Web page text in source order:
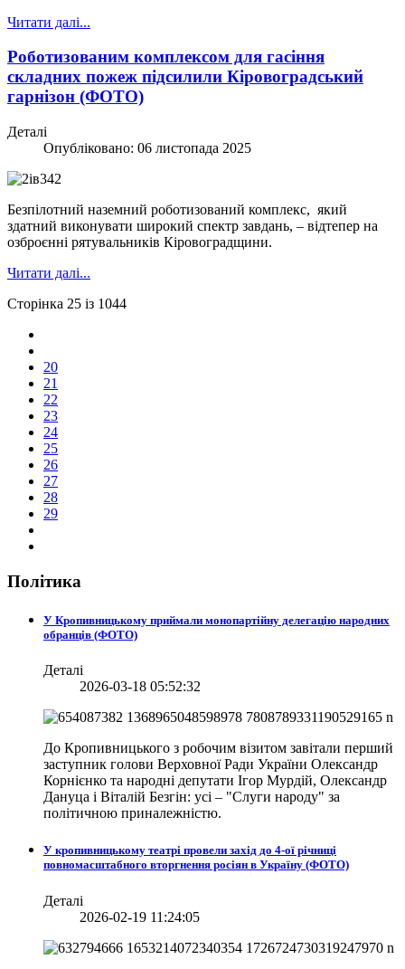
Читати далі...
Роботизованим комплексом для гасіння
складних пожеж підсилили Кіровоградський
гарнізон (ФОТО)
Деталі
Опубліковано: 06 листопада 2025
Безпілотний наземний роботизований комплекс, який
здатний виконувати широкий спектр завдань, – відтепер на
озброєнні рятувальників Кіровоградщини.
Читати далі...
Сторінка 25 із 1044
20
21
22
23
24
25
26
27
28
29
Політика
У Кропивницькому приймали монопартійну делегацію народних
обранців (ФОТО)
Деталі
2026-03-18 05:52:32
До Кропивницького з робочим візитом завітали перший
заступник голови Верховної Ради України Олександр
Корнієнко та народні депутати Ігор Мурдій, Олександр
Дануца і Віталій Безгін: усі – "Слуги народу" за
політичною приналежністю.
У кропивницькому театрі провели захід до 4-ої річниці
повномасштабного вторгнення росіян в Україну (ФОТО)
Деталі
2026-02-19 11:24:05